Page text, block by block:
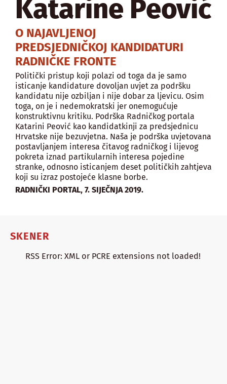
Katarine Peović
O NAJAVLJENOJ
PREDSJEDNIČKOJ KANDIDATURI
RADNIČKE FRONTE
Politički pristup koji polazi od toga da je samo
isticanje kandidature dovoljan uvjet za podršku
kandidatu nije ozbiljan i nije dobar za ljevicu. Osim
toga, on je i nedemokratski jer onemogućuje
konstruktivnu kritiku. Podrška Radničkog portala
Katarini Peović kao kandidatkinji za predsjednicu
Hrvatske nije bezuvjetna. Naša je podrška uvjetovana
postavljanjem interesa čitavog radničkog i lijevog
pokreta iznad partikularnih interesa pojedine
stranke, odnosno isticanjem deset političkih zahtjeva
koji su izraz postojeće klasne borbe.
RADNIČKI PORTAL, 7. SIJEČNJA 2019.
SKENER
RSS Error: XML or PCRE extensions not loaded!